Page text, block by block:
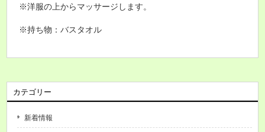
※洋服の上からマッサージします。
※持ち物：バスタオル
カテゴリー
新着情報